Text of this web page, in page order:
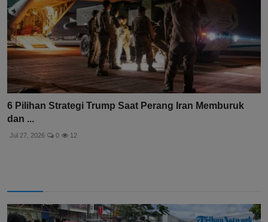
6 Pilihan Strategi Trump Saat Perang Iran Memburuk
dan ...
Jul 27, 2026 0 12